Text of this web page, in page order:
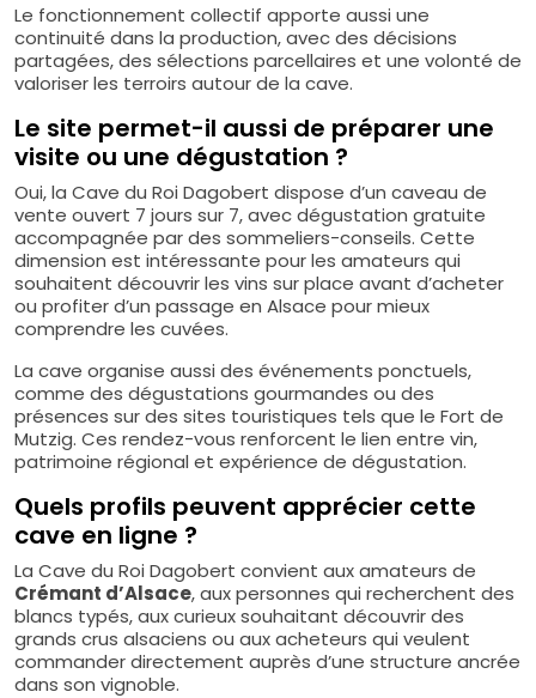
Le fonctionnement collectif apporte aussi une
continuité dans la production, avec des décisions
partagées, des sélections parcellaires et une volonté de
valoriser les terroirs autour de la cave.
Le site permet-il aussi de préparer une
visite ou une dégustation ?
Oui, la Cave du Roi Dagobert dispose d’un caveau de
vente ouvert 7 jours sur 7, avec dégustation gratuite
accompagnée par des sommeliers-conseils. Cette
dimension est intéressante pour les amateurs qui
souhaitent découvrir les vins sur place avant d’acheter
ou profiter d’un passage en Alsace pour mieux
comprendre les cuvées.
La cave organise aussi des événements ponctuels,
comme des dégustations gourmandes ou des
présences sur des sites touristiques tels que le Fort de
Mutzig. Ces rendez-vous renforcent le lien entre vin,
patrimoine régional et expérience de dégustation.
Quels profils peuvent apprécier cette
cave en ligne ?
La Cave du Roi Dagobert convient aux amateurs de
Crémant d’Alsace, aux personnes qui recherchent des
blancs typés, aux curieux souhaitant découvrir des
grands crus alsaciens ou aux acheteurs qui veulent
commander directement auprès d’une structure ancrée
dans son vignoble.